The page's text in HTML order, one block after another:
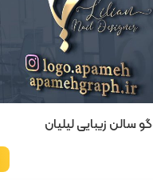
سالن زیبایی لیلیان